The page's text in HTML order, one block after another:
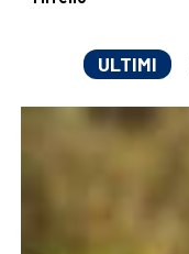
ULTIMI